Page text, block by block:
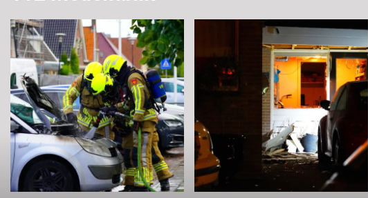
Medemblik een
comfortabele hoek
voor digitaal
entertainment
23 juli 2026
Wanneer is verkoop
van een
beleggingspand in de
regio een logische
stap?
20 juli 2026
Een stijlvol cadeau
voor zomerse
momenten in de
gemeente
Medemblik
17 juli 2026
Passende
zorglocaties van